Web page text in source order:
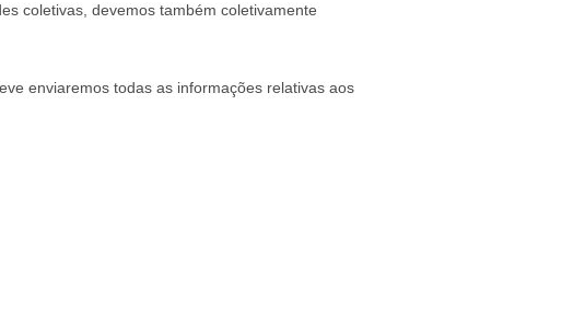
coletivas, devemos também coletivamente
enviaremos todas as informações relativas aos